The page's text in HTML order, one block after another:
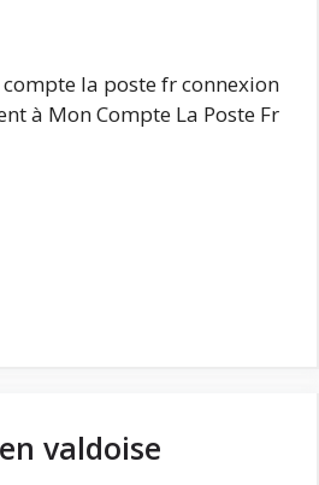
la poste fr connexion
à Mon Compte La Poste Fr
valdoise